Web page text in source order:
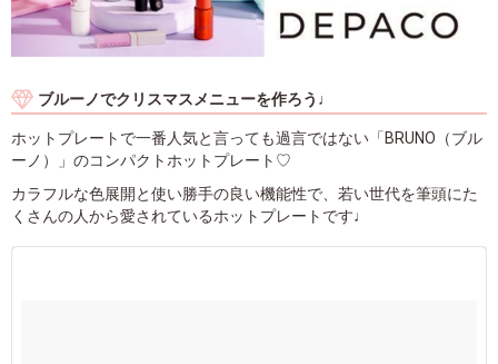
ブルーノでクリスマスメニューを作ろう♩
ホットプレートで一番人気と言っても過言ではない「BRUNO（ブル
ーノ）」のコンパクトホットプレート♡
カラフルな色展開と使い勝手の良い機能性で、若い世代を筆頭にた
くさんの人から愛されているホットプレートです♩